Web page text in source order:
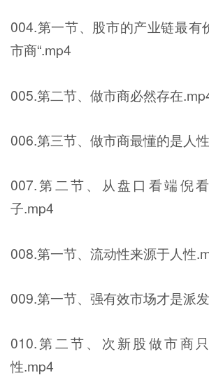
004.第一节、股市的产业链最有
市商“.mp4
005.第二节、做市商必然存在
006.第三节、做市商最懂的是人
007.第二节、从盘口看端倪
子.mp4
008.第一节、流动性来源于人性
009.第一节、强有效市场才是派
010.第二节、次新股做市商
性.mp4